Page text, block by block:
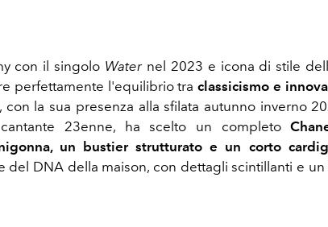
con il singolo Water nel 2023 e icona di stile
perfettamente l'equilibrio traclassicismo e
, con la sua presenza alla sfilata autunno inverno
23enne, ha scelto un completo
un bustier strutturato e un corto
del DNA della maison, con dettagli scintillanti e